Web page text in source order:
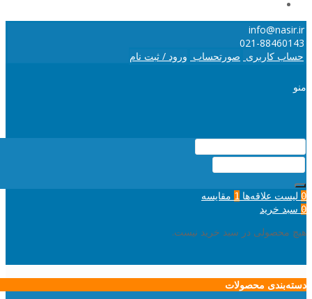
info@nasir.ir
021-88460143
حساب کاربری صورتحساب ورود / ثبت نام
منو
0 لیست علاقه‌ها 1 مقایسه
0 سبد خرید
هیچ محصولی در سبد خرید نیست.
دسته‌بندی محصولات